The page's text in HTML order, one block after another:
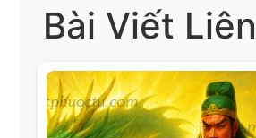
Bài Viết